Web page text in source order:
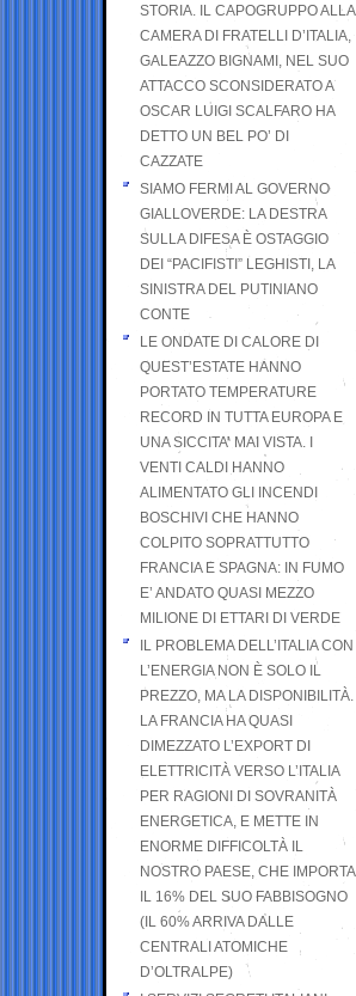
STORIA. IL CAPOGRUPPO ALLA
CAMERA DI FRATELLI D’ITALIA,
GALEAZZO BIGNAMI, NEL SUO
ATTACCO SCONSIDERATO A
OSCAR LUIGI SCALFARO HA
DETTO UN BEL PO’ DI
CAZZATE
SIAMO FERMI AL GOVERNO
GIALLOVERDE: LA DESTRA
SULLA DIFESA È OSTAGGIO
DEI “PACIFISTI” LEGHISTI, LA
SINISTRA DEL PUTINIANO
CONTE
LE ONDATE DI CALORE DI
QUEST’ESTATE HANNO
PORTATO TEMPERATURE
RECORD IN TUTTA EUROPA E
UNA SICCITA’ MAI VISTA. I
VENTI CALDI HANNO
ALIMENTATO GLI INCENDI
BOSCHIVI CHE HANNO
COLPITO SOPRATTUTTO
FRANCIA E SPAGNA: IN FUMO
E’ ANDATO QUASI MEZZO
MILIONE DI ETTARI DI VERDE
IL PROBLEMA DELL’ITALIA CON
L’ENERGIA NON È SOLO IL
PREZZO, MA LA DISPONIBILITÀ.
LA FRANCIA HA QUASI
DIMEZZATO L’EXPORT DI
ELETTRICITÀ VERSO L’ITALIA
PER RAGIONI DI SOVRANITÀ
ENERGETICA, E METTE IN
ENORME DIFFICOLTÀ IL
NOSTRO PAESE, CHE IMPORTA
IL 16% DEL SUO FABBISOGNO
(IL 60% ARRIVA DALLE
CENTRALI ATOMICHE
D’OLTRALPE)